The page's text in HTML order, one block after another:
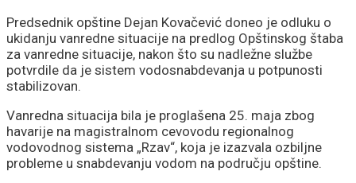
Predsednik opštine Dejan Kovačević doneo je odluku o
ukidanju vanredne situacije na predlog Opštinskog štaba
za vanredne situacije, nakon što su nadležne službe
potvrdile da je sistem vodosnabdevanja u potpunosti
stabilizovan.
Vanredna situacija bila je proglašena 25. maja zbog
havarije na magistralnom cevovodu regionalnog
vodovodnog sistema „Rzav“, koja je izazvala ozbiljne
probleme u snabdevanju vodom na području opštine.